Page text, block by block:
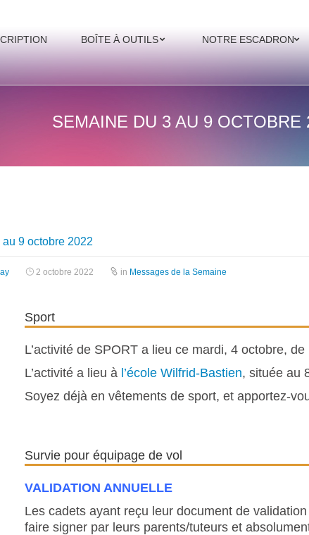
BOÎTE À OUTILS NOTRE ESCADRON
SEMAINE DU 3 AU 9 OCTOBRE
9 octobre 2022
2 octobre 2022 in Messages de la Semaine
Sport
L’activité de SPORT a lieu ce mardi, 4 octobre,
L’activité a lieu à l’école Wilfrid-Bastien, située au
Soyez déjà en vêtements de sport, et apportez-
Survie pour équipage de vol
VALIDATION ANNUELLE
Les cadets ayant reçu leur document de
faire signer par leurs parents/tuteurs et